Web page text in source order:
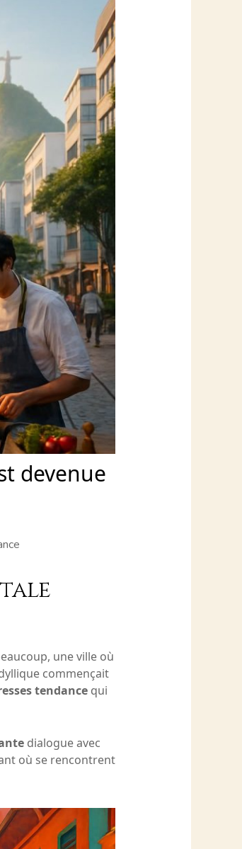
devenue
une ville où
commençait
tendancequi
dialogue avec
où se rencontrent